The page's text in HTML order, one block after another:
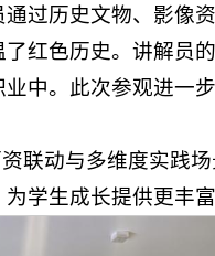
过历史文物、影像
红色历史。讲解员
中。此次参观进一
联动与多维度实践
学生成长提供更丰富